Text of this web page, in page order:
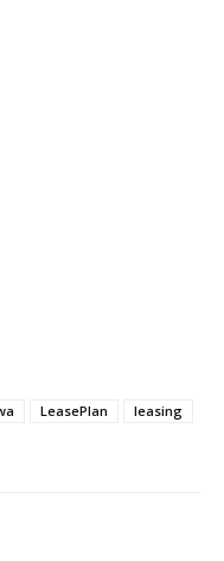
LeasePlan
leasing